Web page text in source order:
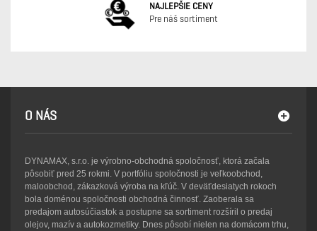
NAJLEPŠIE CENY
Pre náš sortiment
O NÁS
DYNAMAX, s.r.o. je výrobno-obchodná spoločnosť, ktorá začala
pôsobiť pred 25 rokmi. V portfóliu spoločnosti je veľkoobchod,
maloobchod, zákazková výroba na kľúč. V deväťdesiatych rokoch
bola doménou spoločnosti obchodná činnosť. Zaoberala sa
predajom autosúčiastok a postupne sa sortiment rozšíril o predaj
olejov, mazív a autokozmetiky. Dnes pôsobí nielen na domácom trhu,